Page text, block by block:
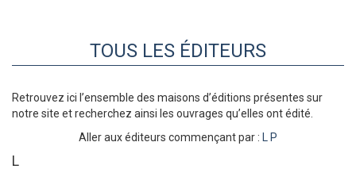
TOUS LES ÉDITEURS
Retrouvez ici l’ensemble des maisons d’éditions présentes sur
notre site et recherchez ainsi les ouvrages qu’elles ont édité.
Aller aux éditeurs commençant par : L P
L